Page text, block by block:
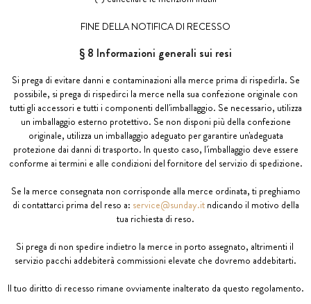
FINE DELLA NOTIFICA DI RECESSO
§ 8 Informazioni generali sui resi
Si prega di evitare danni e contaminazioni alla merce prima di rispedirla. Se
possibile, si prega di rispedirci la merce nella sua confezione originale con
tutti gli accessori e tutti i componenti dell'imballaggio. Se necessario, utilizza
un imballaggio esterno protettivo. Se non disponi più della confezione
originale, utilizza un imballaggio adeguato per garantire un'adeguata
protezione dai danni di trasporto. In questo caso, l'imballaggio deve essere
conforme ai termini e alle condizioni del fornitore del servizio di spedizione.
Se la merce consegnata non corrisponde alla merce ordinata, ti preghiamo
di contattarci prima del reso a: service@sunday.itndicando il motivo della
tua richiesta di reso.
Si prega di non spedire indietro la merce in porto assegnato, altrimenti il ​​
servizio pacchi addebiterà commissioni elevate che dovremo addebitarti.
Il tuo diritto di recesso rimane ovviamente inalterato da questo regolamento.